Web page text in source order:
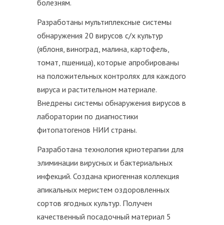
болезням.
Разработаны мультиплексные системы
обнаружения 20 вирусов с/х культур
(яблоня, виноград, малина, картофель,
томат, пшеница), которые апробированы
на положительных контролях для каждого
вируса и растительном материале.
Внедрены системы обнаружения вирусов в
лаборатории по диагностики
фитопатогенов НИИ страны.
Разработана технология криотерапии для
элиминации вирусных и бактериальных
инфекций. Создана криогенная коллекция
апикальных меристем оздоровленных
сортов ягодных культур. Получен
качественный посадочный материал 5